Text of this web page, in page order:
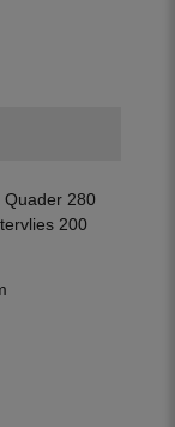
Quader 280
200